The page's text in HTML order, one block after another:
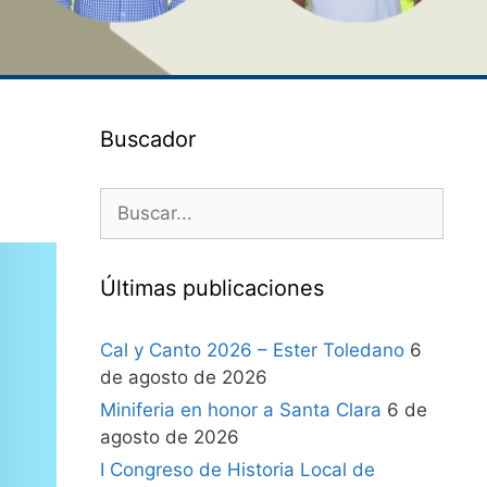
Buscador
Últimas publicaciones
Cal y Canto 2026 – Ester Toledano 6
de agosto de 2026
Miniferia en honor a Santa Clara 6 de
agosto de 2026
I Congreso de Historia Local de